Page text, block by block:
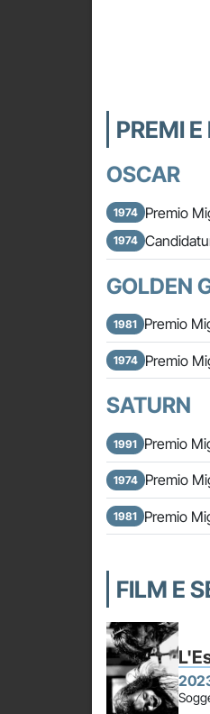
PREMI
OSCAR
1974 Premio
1974
GOLDEN
1981 Premio
1974 Premio
SATURN
1991 Premio
1974 Premio
1981 Premio
FILM E